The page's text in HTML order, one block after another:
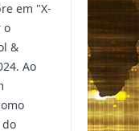
em "X-
o
&
Ao